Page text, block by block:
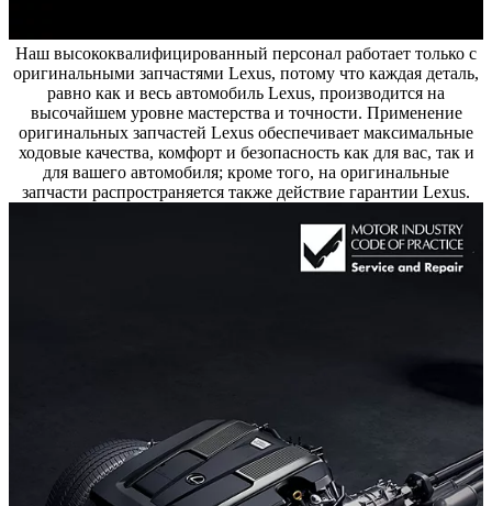
Наш высококвалифицированный персонал работает только с
оригинальными запчастями Lexus, потому что каждая деталь,
равно как и весь автомобиль Lexus, производится на
высочайшем уровне мастерства и точности. Применение
оригинальных запчастей Lexus обеспечивает максимальные
ходовые качества, комфорт и безопасность как для вас, так и
для вашего автомобиля; кроме того, на оригинальные
запчасти распространяется также действие гарантии Lexus.